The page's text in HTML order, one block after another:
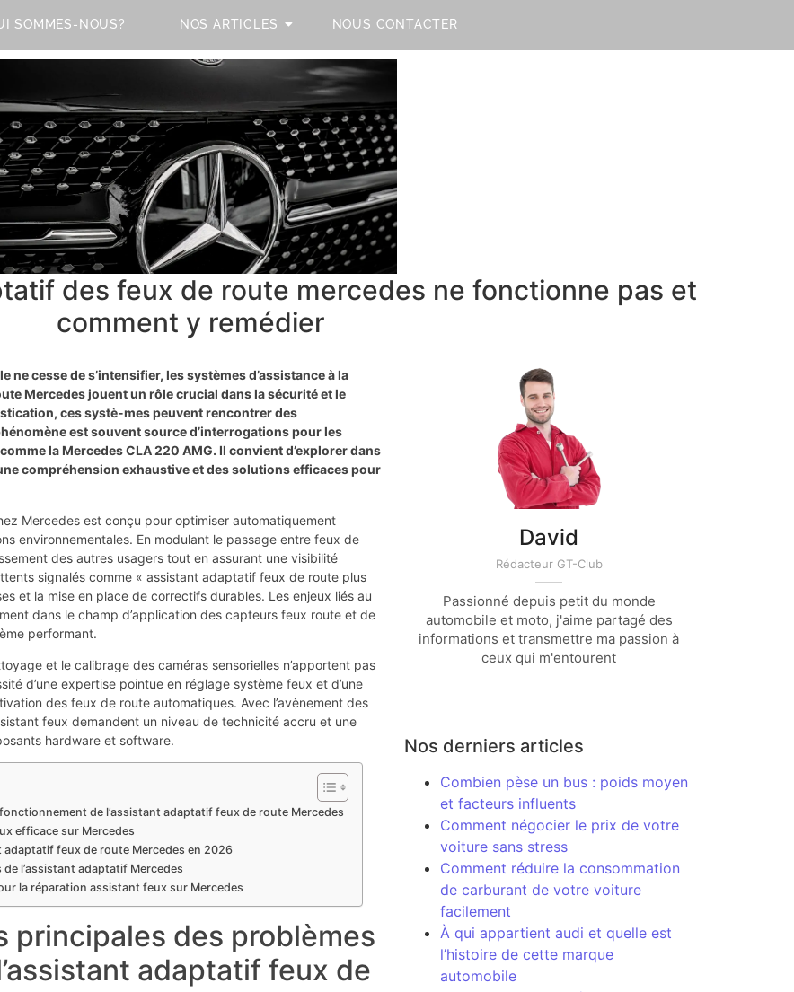
SOMMES-NOUS? NOS ARTICLES NOUS CONTACTER
des feux de route mercedes ne fonctionne pas et
comment y remédier
cesse de s’intensifier, les systèmes d’assistance à la
Mercedes jouent un rôle crucial dans la sécurité et le
ces systè-mes peuvent rencontrer des
est souvent source d’interrogations pour les
la Mercedes CLA 220 AMG. Il convient d’explorer dans
compréhension exhaustive et des solutions efficaces pour
Mercedes est conçu pour optimiser automatiquement
environnementales. En modulant le passage entre feux de
des autres usagers tout en assurant une visibilité
signalés comme « assistant adaptatif feux de route plus
et la mise en place de correctifs durables. Les enjeux liés au
dans le champ d’application des capteurs feux route et de
performant.
et le calibrage des caméras sensorielles n’apportent pas
d’une expertise pointue en réglage système feux et d’une
des feux de route automatiques. Avec l’avènement des
feux demandent un niveau de technicité accru et une
hardware et software.
de l’assistant adaptatif feux de route Mercedes
efficace sur Mercedes
adaptatif feux de route Mercedes en 2026
l’assistant adaptatif Mercedes
la réparation assistant feux sur Mercedes
principales des problèmes
adaptatif feux de
David
Rédacteur GT-Club
Passionné depuis petit du monde
automobile et moto, j'aime partagé des
informations et transmettre ma passion à
ceux qui m'entourent
Nos derniers articles
Combien pèse un bus : poids moyen
et facteurs influents
Comment négocier le prix de votre
voiture sans stress
Comment réduire la consommation
de carburant de votre voiture
facilement
À qui appartient audi et quelle est
l’histoire de cette marque
automobile